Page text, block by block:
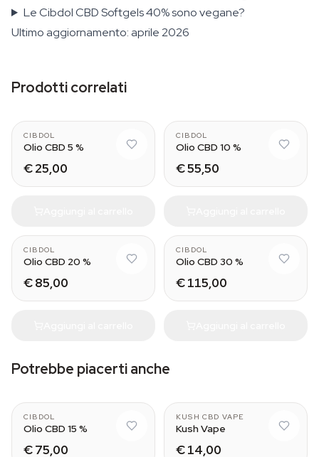
Le Cibdol CBD Softgels 40% sono vegane?
Ultimo aggiornamento: aprile 2026
Prodotti correlati
CIBDOL
Olio CBD 5 %
€ 25,00
CIBDOL
Olio CBD 10 %
€ 55,50
CIBDOL
Olio CBD 20 %
€ 85,00
CIBDOL
Olio CBD 30 %
€ 115,00
Potrebbe piacerti anche
CIBDOL
Olio CBD 15 %
€ 75,00
KUSH CBD VAPE
Kush Vape
€ 14,00